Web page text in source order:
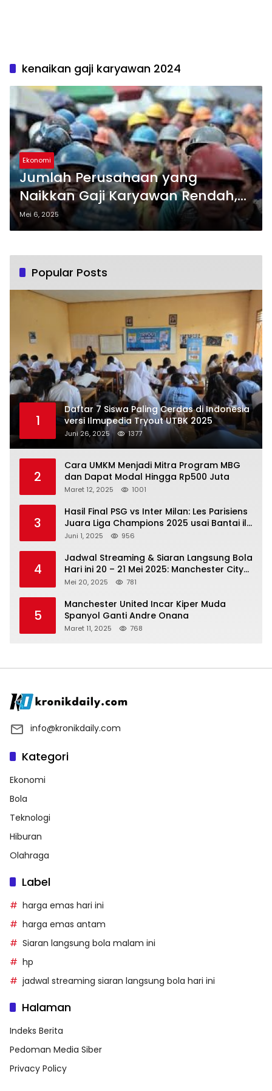
kenaikan gaji karyawan 2024
Ekonomi
Jumlah Perusahaan yang
Naikkan Gaji Karyawan Rendah,
ini Alasannya
Mei 6, 2025
Popular Posts
1
Daftar 7 Siswa Paling Cerdas di Indonesia
versi Ilmupedia Tryout UTBK 2025
Juni 26, 2025 1377
2
Cara UMKM Menjadi Mitra Program MBG
dan Dapat Modal Hingga Rp500 Juta
Maret 12, 2025 1001
3
Hasil Final PSG vs Inter Milan: Les Parisiens
Juara Liga Champions 2025 usai Bantai il
Nerazzurri
Juni 1, 2025 956
4
Jadwal Streaming & Siaran Langsung Bola
Hari ini 20 – 21 Mei 2025: Manchester City
vs Bournemouth
Mei 20, 2025 781
5
Manchester United Incar Kiper Muda
Spanyol Ganti Andre Onana
Maret 11, 2025 768
info@kronikdaily.com
Kategori
Ekonomi
Bola
Teknologi
Hiburan
Olahraga
Label
harga emas hari ini
harga emas antam
Siaran langsung bola malam ini
hp
jadwal streaming siaran langsung bola hari ini
Halaman
Indeks Berita
Pedoman Media Siber
Privacy Policy